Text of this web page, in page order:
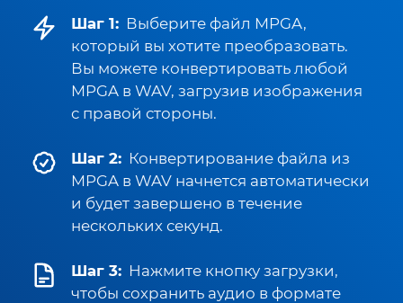
Шаг 1: Выберите файл MPGA,
который вы хотите преобразовать.
Вы можете конвертировать любой
MPGA в WAV, загрузив изображения
с правой стороны.
Шаг 2: Конвертирование файла из
MPGA в WAV начнется автоматически
и будет завершено в течение
нескольких секунд.
Шаг 3: Нажмите кнопку загрузки,
чтобы сохранить аудио в формате